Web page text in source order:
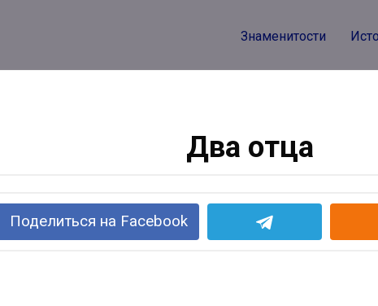
Знаменитости
Два отца
Поделиться на Facebook